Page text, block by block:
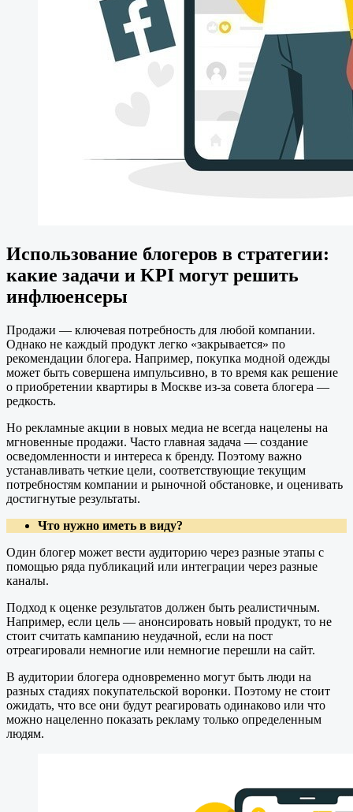
Использование блогеров в стратегии:
какие задачи и KPI могут решить
инфлюенсеры
Продажи — ключевая потребность для любой компании.
Однако не каждый продукт легко «закрывается» по
рекомендации блогера. Например, покупка модной одежды
может быть совершена импульсивно, в то время как решение
о приобретении квартиры в Москве из-за совета блогера —
редкость.
Но рекламные акции в новых медиа не всегда нацелены на
мгновенные продажи. Часто главная задача — создание
осведомленности и интереса к бренду. Поэтому важно
устанавливать четкие цели, соответствующие текущим
потребностям компании и рыночной обстановке, и оценивать
достигнутые результаты.
Что нужно иметь в виду?
Один блогер может вести аудиторию через разные этапы с
помощью ряда публикаций или интеграции через разные
каналы.
Подход к оценке результатов должен быть реалистичным.
Например, если цель — анонсировать новый продукт, то не
стоит считать кампанию неудачной, если на пост
отреагировали немногие или немногие перешли на сайт.
В аудитории блогера одновременно могут быть люди на
разных стадиях покупательской воронки. Поэтому не стоит
ожидать, что все они будут реагировать одинаково или что
можно нацеленно показать рекламу только определенным
людям.